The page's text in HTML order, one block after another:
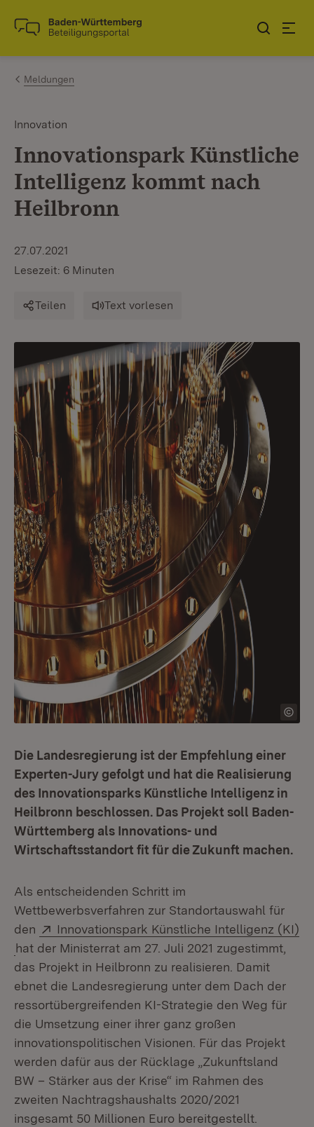
Zum Inhalt springen
Link zur Startseite
Meldungen
Innovation
Innovationspark Künstliche
Intelligenz kommt nach
Heilbronn
27.07.2021
Lesezeit: 6 Minuten
Teilen Text vorlesen
Die Landesregierung ist der Empfehlung einer
Experten-Jury gefolgt und hat die Realisierung
des Innovationsparks Künstliche Intelligenz in
Heilbronn beschlossen. Das Projekt soll Baden-
Württemberg als Innovations- und
Wirtschaftsstandort fit für die Zukunft machen.
Als entscheidenden Schritt im
Wettbewerbsverfahren zur Standortauswahl für
den
Extern:
Innovationspark Künstliche Intelligenz (KI)
(Öffnet in neuem Fenster)
hat der Ministerrat am 27. Juli 2021 zugestimmt,
das Projekt in Heilbronn zu realisieren. Damit
ebnet die Landesregierung unter dem Dach der
ressortübergreifenden KI-Strategie den Weg für
die Umsetzung einer ihrer ganz großen
innovationspolitischen Visionen. Für das Projekt
werden dafür aus der Rücklage „Zukunftsland
BW – Stärker aus der Krise“ im Rahmen des
zweiten Nachtragshaushalts 2020/2021
insgesamt 50 Millionen Euro bereitgestellt.